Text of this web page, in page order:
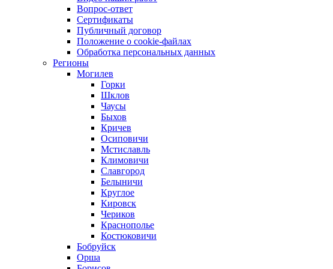
Вопрос-ответ
Сертификаты
Публичный договор
Положение о cookie-файлах
Обработка персональных данных
Регионы
Могилев
Горки
Шклов
Чаусы
Быхов
Кричев
Осиповичи
Мстиславль
Климовичи
Славгород
Белыничи
Круглое
Кировск
Чериков
Краснополье
Костюковичи
Бобруйск
Орша